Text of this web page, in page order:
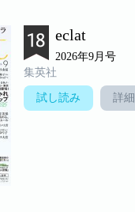
eclat
2026年9月号
集英社
試し読み 詳細